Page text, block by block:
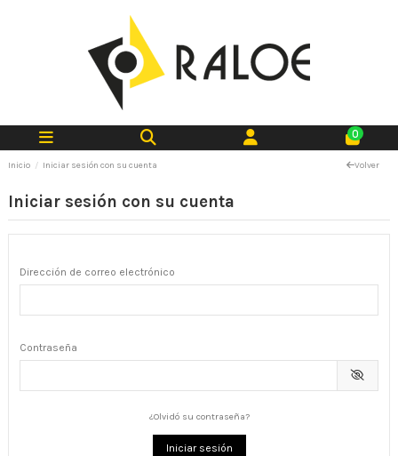
0
Inicio Iniciar sesión con su cuenta Volver
Iniciar sesión con su cuenta
Dirección de correo electrónico
Contraseña
¿Olvidó su contraseña?
Iniciar sesión